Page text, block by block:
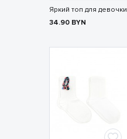
Яркий топ для девочки
34.90 BYN